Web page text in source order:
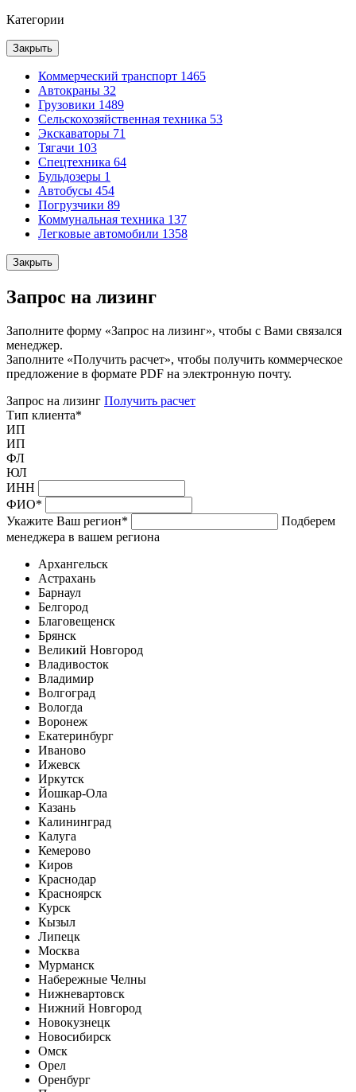
Категории
Закрыть
Коммерческий транспорт 1465
Автокраны 32
Грузовики 1489
Сельскохозяйственная техника 53
Экскаваторы 71
Тягачи 103
Спецтехника 64
Бульдозеры 1
Автобусы 454
Погрузчики 89
Коммунальная техника 137
Легковые автомобили 1358
Закрыть
Запрос на лизинг
Заполните форму «Запрос на лизинг», чтобы с Вами связался
менеджер.
Заполните «Получить расчет», чтобы получить коммерческое
предложение в формате PDF на электронную почту.
Запрос на лизинг Получить расчет
Тип клиента*
ИП
ИП
ФЛ
ЮЛ
ИНН
ФИО*
Укажите Ваш регион*
Подберем
менеджера в вашем региона
Архангельск
Астрахань
Барнаул
Белгород
Благовещенск
Брянск
Великий Новгород
Владивосток
Владимир
Волгоград
Вологда
Воронеж
Екатеринбург
Иваново
Ижевск
Иркутск
Йошкар-Ола
Казань
Калининград
Калуга
Кемерово
Киров
Краснодар
Красноярск
Курск
Кызыл
Липецк
Москва
Мурманск
Набережные Челны
Нижневартовск
Нижний Новгород
Новокузнецк
Новосибирск
Омск
Орел
Оренбург